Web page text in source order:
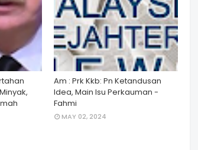
Am : Prk Kkb: Pn Ketandusan
Idea, Main Isu Perkauman -
Fahmi
MAY 02, 2024